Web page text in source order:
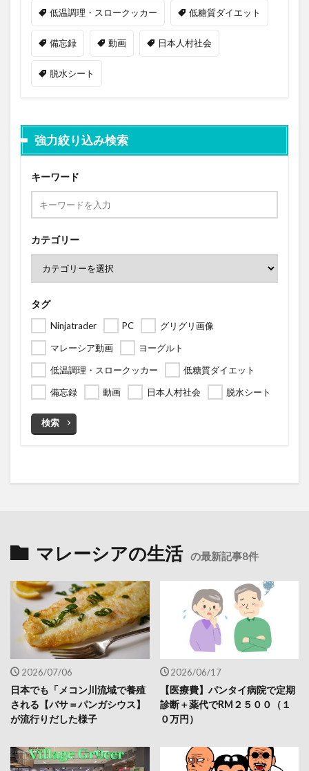
低温調理・スロークッカー 低糖質ダイエット
備忘録 動画 日本人村社会
脱水シート
強力絞り込み検索
キーワード
カテゴリー
タグ
Ninjatrader PC
グリグリ画像
マレーシア動画
ヨーグルト
低温調理・スロークッカー
低糖質ダイエット
備忘録
動画 日本人村社会 脱水シート
検索
マレーシアの生活 の最新記事8件
2026/07/06
日本でも「メコン川流域で養殖
される【バサ＝パンガシウス】
が流行りだした様子
2026/06/17
【医療費】パンタイ病院で定期
診断＋薬代でRM２５００（１
０万円）